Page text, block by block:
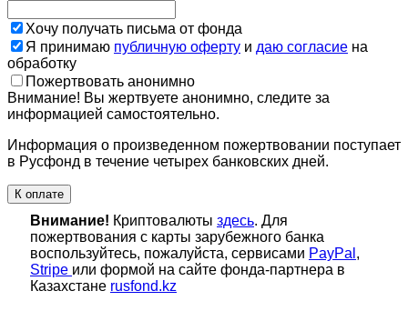
Хочу получать письма от фонда
Я принимаю публичную оферту и даю согласие на
обработку
Пожертвовать анонимно
Внимание! Вы жертвуете анонимно, следите за
информацией самостоятельно.
Информация о произведенном пожертвовании поступает
в Русфонд в течение четырех банковских дней.
К оплате
Внимание! Криптовалюты здесь. Для
пожертвования с карты зарубежного банка
воспользуйтесь, пожалуйста, сервисами PayPal ,
Stripe или формой на сайте фонда-партнера в
Казахстане rusfond.kz